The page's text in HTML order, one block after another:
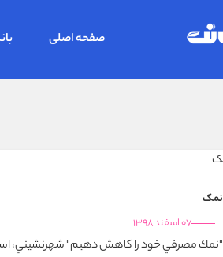
صفحه اصلی
نمک
07 اسفند 1398
"نمك مصرفي خود را كاهش دهيم" شهرنشيني،